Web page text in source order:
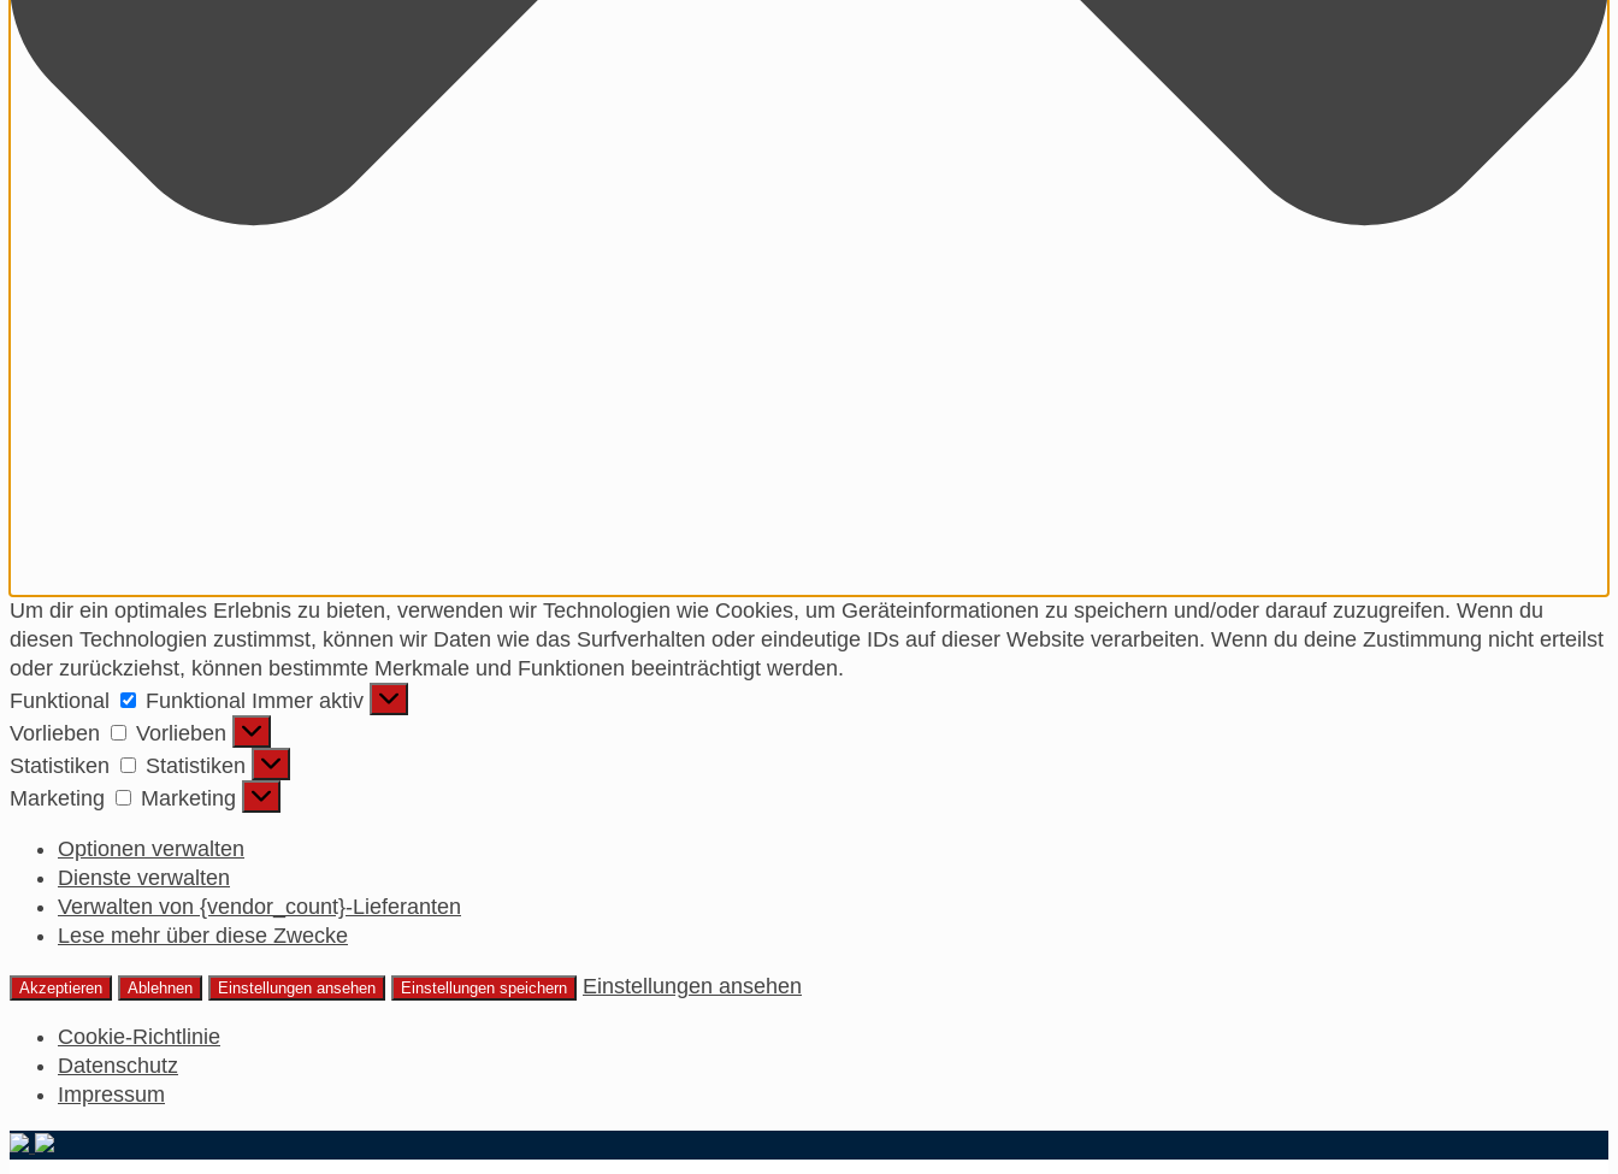
Um dir ein optimales Erlebnis zu bieten, verwenden wir Technologien wie Cookies, um Geräteinformationen zu speichern und/oder darauf zuzugreifen. Wenn du
diesen Technologien zustimmst, können wir Daten wie das Surfverhalten oder eindeutige IDs auf dieser Website verarbeiten. Wenn du deine Zustimmung nicht erteilst
oder zurückziehst, können bestimmte Merkmale und Funktionen beeinträchtigt werden.
Funktional
Funktional Immer aktiv
Vorlieben
Vorlieben
Statistiken
Statistiken
Marketing
Marketing
Optionen verwalten
Dienste verwalten
Verwalten von {vendor_count}-Lieferanten
Lese mehr über diese Zwecke
Akzeptieren Ablehnen Einstellungen ansehen Einstellungen speichern Einstellungen ansehen
Cookie-Richtlinie
Datenschutz
Impressum